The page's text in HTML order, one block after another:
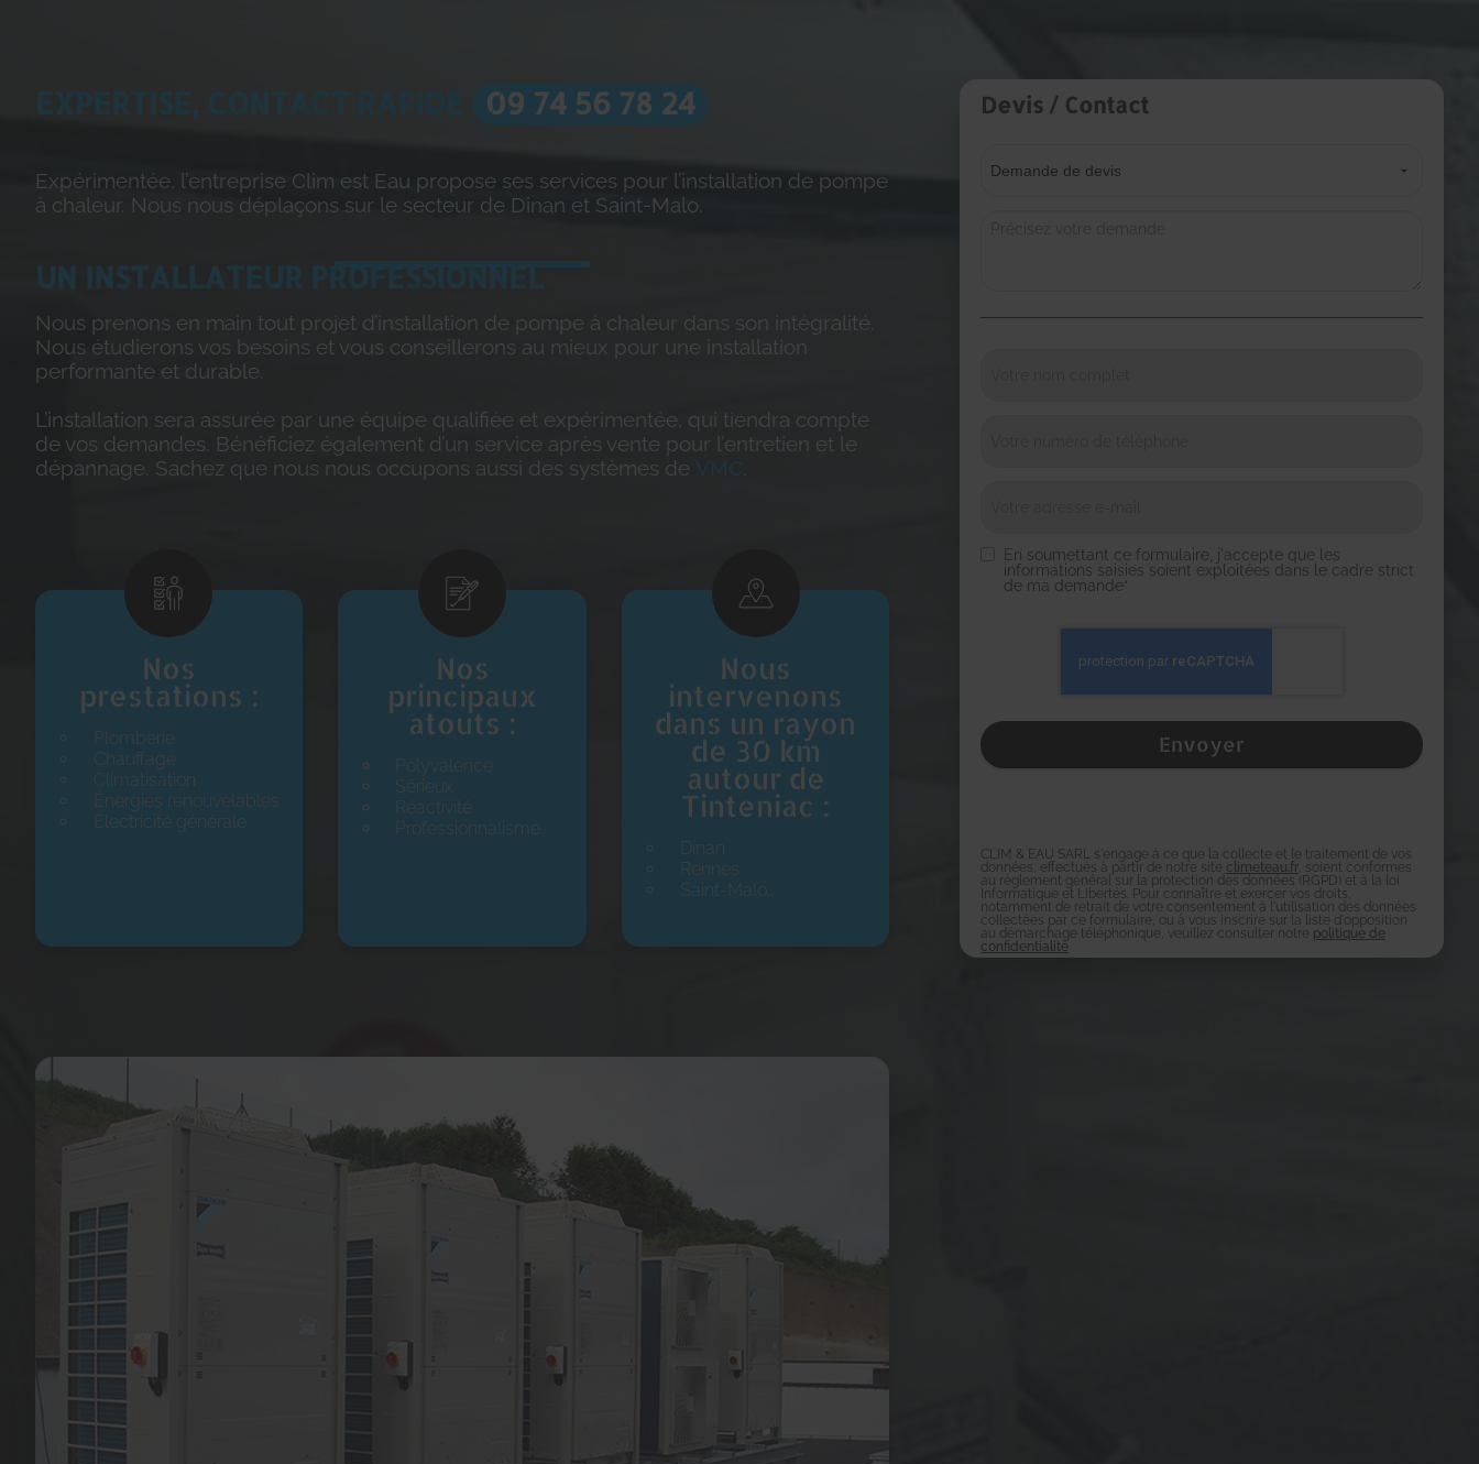
09 74 56 78 24
Expérimentée, l’entreprise Clim est Eau propose ses services pour l’installation de pompe
à chaleur. Nous nous déplaçons sur le secteur de Dinan et Saint-Malo.
UN INSTALLATEUR PROFESSIONNEL
Nous prenons en main tout projet d’installation de pompe à chaleur dans son intégralité.
Nous étudierons vos besoins et vous conseillerons au mieux pour une installation
performante et durable.
L’installation sera assurée par une équipe qualifiée et expérimentée, qui tiendra compte
de vos demandes. Bénéficiez également d’un service après vente pour l’entretien et le
dépannage. Sachez que nous nous occupons aussi des systèmes de
Nos
prestations :
Plomberie
Chauffage
Climatisation
Énergies renouvelables
Électricité générale
Nos
principaux
atouts :
Polyvalence
Sérieux
Réactivité
Professionnalisme
Nous
intervenons
dans un rayon
de 30 km
autour de
Tinteniac :
Dinan
Rennes
Saint-Malo…
Devis / Contact
En soumettant ce formulaire, j'accepte que les
informations saisies soient exploitées dans le cadre strict
de ma demande*
CLIM & EAU SARL s'engage à ce que la collecte et le traitement de vos
données, effectués à partir de notre site climeteau.fr, soient conformes
au règlement général sur la protection des données (RGPD) et à la loi
Informatique et Libertés. Pour connaître et exercer vos droits,
notamment de retrait de votre consentement à l'utilisation des données
collectées par ce formulaire, ou à vous inscrire sur la liste d'opposition
au démarchage téléphonique, veuillez consulter notre politique de
confidentialité